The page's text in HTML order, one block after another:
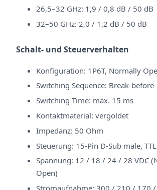
26,5–32 GHz: 1,9 / 0,8 dB / 50 dB
32–50 GHz: 2,0 / 1,2 dB / 50 dB
Schalt- und Steuerverhalten
Konfiguration: 1P6T, Normally
Switching Sequence: Break-
Switching Time: max. 15 ms
Kontaktmaterial: vergoldet
Impedanz: 50 Ohm
Steuerung: 15-Pin D-Sub male,
Spannung: 12 / 18 / 24 / 28 VDC
Open)